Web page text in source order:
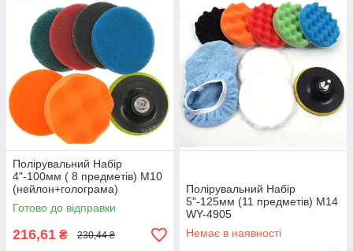
Полірувальний Набір
4"-100мм ( 8 предметів) M10
(нейлон+голограма)
Готово до відправки
216,61 ₴ 230,44 ₴
Полірувальний Набір
5"-125мм (11 предметів) M14
WY-4905
(голограма+мікрофібра)
Немає в наявності